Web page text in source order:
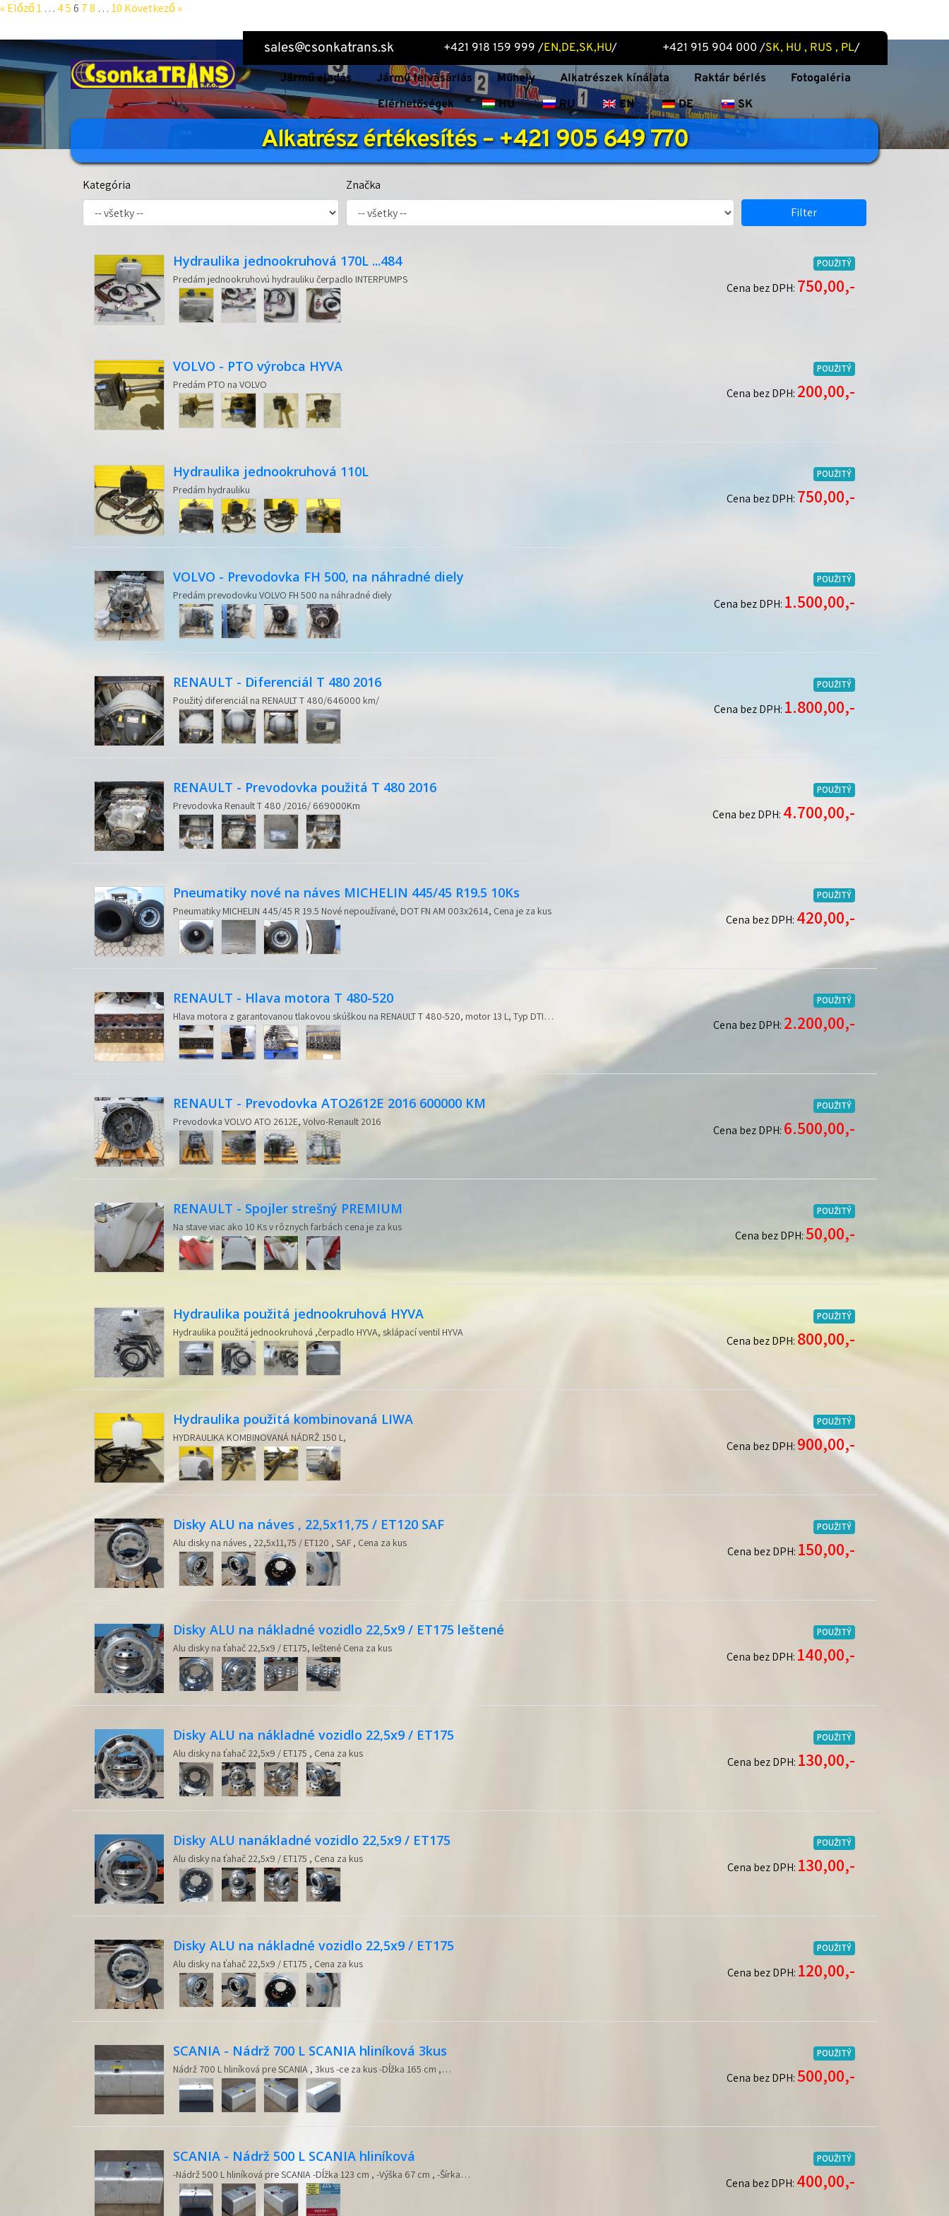
« Előző1 … 456 78 … 10 Következő »
sales@csonkatrans.sk +421 918 159 999 /EN,DE,SK,HU/ +421 915 904 000 /SK, HU , RUS , PL/
Jármű eladás Jármű felvásárlás Műhely Alkatrészek kínálata Raktár bérlés
Fotogaléria
Elérhetőségek
HU RU EN DE SK
Alkatrész értékesítés – +421 905 649 770
Kategória
Značka
Filter
Hydraulika jednookruhová 170L ...484
Predám jednookruhovú hydrauliku čerpadlo INTERPUMPS
POUŽITÝ
Cena bez DPH: 750,00,-
VOLVO - PTO výrobca HYVA
Predám PTO na VOLVO
POUŽITÝ
Cena bez DPH: 200,00,-
Hydraulika jednookruhová 110L
Predám hydrauliku
POUŽITÝ
Cena bez DPH: 750,00,-
VOLVO - Prevodovka FH 500, na náhradné diely
Predám prevodovku VOLVO FH 500 na náhradné diely
POUŽITÝ
Cena bez DPH: 1.500,00,-
RENAULT - Diferenciál T 480 2016
Použitý diferenciál na RENAULT T 480/646000 km/
POUŽITÝ
Cena bez DPH: 1.800,00,-
RENAULT - Prevodovka použitá T 480 2016
Prevodovka Renault T 480 /2016/ 669000Km
POUŽITÝ
Cena bez DPH: 4.700,00,-
Pneumatiky nové na náves MICHELIN 445/45 R19.5 10Ks
Pneumatiky MICHELIN 445/45 R 19.5 Nové nepoužívané, DOT FN AM 003x2614, Cena je za kus
POUŽITÝ
Cena bez DPH: 420,00,-
RENAULT - Hlava motora T 480-520
Hlava motora z garantovanou tlakovou skúškou na RENAULT T 480-520, motor 13 L, Typ DTI…
POUŽITÝ
Cena bez DPH: 2.200,00,-
RENAULT - Prevodovka ATO2612E 2016 600000 KM
Prevodovka VOLVO ATO 2612E, Volvo-Renault 2016
POUŽITÝ
Cena bez DPH: 6.500,00,-
RENAULT - Spojler strešný PREMIUM
Na stave viac ako 10 Ks v rôznych farbách cena je za kus
POUŽITÝ
Cena bez DPH:50,00,-
Hydraulika použitá jednookruhová HYVA
Hydraulika použitá jednookruhová ,čerpadlo HYVA, sklápací ventil HYVA
POUŽITÝ
Cena bez DPH: 800,00,-
Hydraulika použitá kombinovaná LIWA
HYDRAULIKA KOMBINOVANÁ NÁDRŽ 150 L,
POUŽITÝ
Cena bez DPH: 900,00,-
Disky ALU na náves , 22,5x11,75 / ET120 SAF
Alu disky na náves , 22,5x11,75 / ET120 , SAF , Cena za kus
POUŽITÝ
Cena bez DPH: 150,00,-
Disky ALU na nákladné vozidlo 22,5x9 / ET175 leštené
Alu disky na ťahač 22,5x9 / ET175, leštené Cena za kus
POUŽITÝ
Cena bez DPH: 140,00,-
Disky ALU na nákladné vozidlo 22,5x9 / ET175
Alu disky na ťahač 22,5x9 / ET175 , Cena za kus
POUŽITÝ
Cena bez DPH: 130,00,-
Disky ALU nanákladné vozidlo 22,5x9 / ET175
Alu disky na ťahač 22,5x9 / ET175 , Cena za kus
POUŽITÝ
Cena bez DPH: 130,00,-
Disky ALU na nákladné vozidlo 22,5x9 / ET175
Alu disky na ťahač 22,5x9 / ET175 , Cena za kus
POUŽITÝ
Cena bez DPH: 120,00,-
SCANIA - Nádrž 700 L SCANIA hliníková 3kus
Nádrž 700 L hliníková pre SCANIA , 3kus -ce za kus -Dĺžka 165 cm ,…
POUŽITÝ
Cena bez DPH:500,00,-
SCANIA - Nádrž 500 L SCANIA hliníková
-Nádrž 500 L hliníková pre SCANIA -Dĺžka 123 cm , -Výška 67 cm , -Šírka…
POUŽITÝ
Cena bez DPH: 400,00,-